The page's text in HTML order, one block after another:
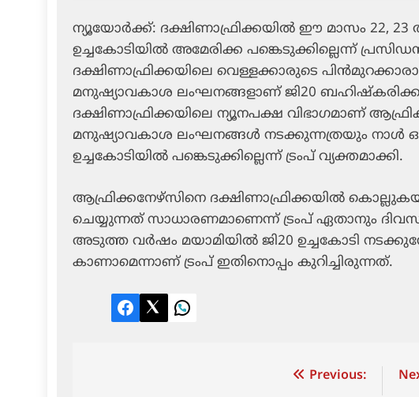
ന്യൂയോര്‍ക്ക്: ദക്ഷിണാഫ്രിക്കയില്‍ ഈ മാസം 22, 23
ഉച്ചകോടിയില്‍ അമേരിക്ക പങ്കെടുക്കില്ലെന്ന്
ദക്ഷിണാഫ്രിക്കയിലെ വെള്ളക്കാരുടെ
മനുഷ്യാവകാശ ലംഘനങ്ങളാണ് ജി20
ദക്ഷിണാഫ്രിക്കയിലെ ന്യൂനപക്ഷ വിഭാഗമാണ്
മനുഷ്യാവകാശ ലംഘനങ്ങള്‍ നടക്കുന്നത്രയും നാള്‍
ഉച്ചകോടിയില്‍ പങ്കെടുക്കില്ലെന്ന് ട്രംപ് വ്യക്തമാക്കി.
ആഫ്രിക്കനേഴ്‌സിനെ ദക്ഷിണാഫ്രിക്കയില്‍
ചെയ്യുന്നത് സാധാരണമാണെന്ന് ട്രംപ് ഏതാനും
അടുത്ത വര്‍ഷം മയാമിയില്‍ ജി20 ഉച്ചകോടി
കാണാമെന്നാണ് ട്രംപ് ഇതിനൊപ്പം കുറിച്ചിരുന്നത്.
Facebook
TwitterLinkedIn
Previous: